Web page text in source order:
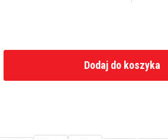
Dodaj do koszyka